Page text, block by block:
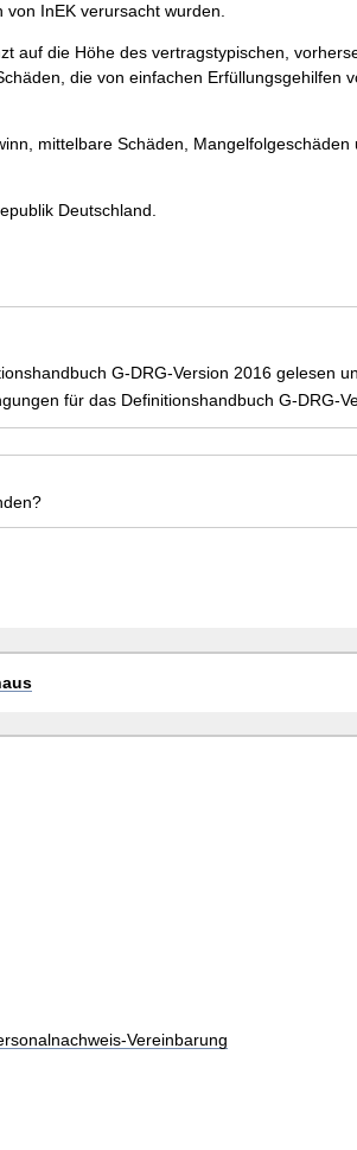
von InEK verursacht wurden.
auf die Höhe des vertragstypischen,
die von einfachen
mittelbare Schäden, Mangelfolgeschäden
Deutschland.
G-DRG-Version 2016 gelesen
für das Definitionshandbuch G-DRG-
Vereinbarung